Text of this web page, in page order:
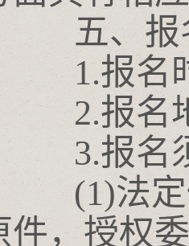
五、报
1.报名时
2.报名地
3.报名须
(1)法定
件，授权